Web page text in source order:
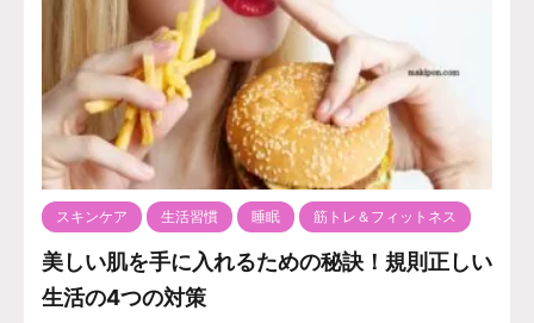
スキンケア 生活習慣 睡眠 筋トレ＆フィットネス
美しい肌を手に入れるための秘訣！規則正しい
生活の4つの対策